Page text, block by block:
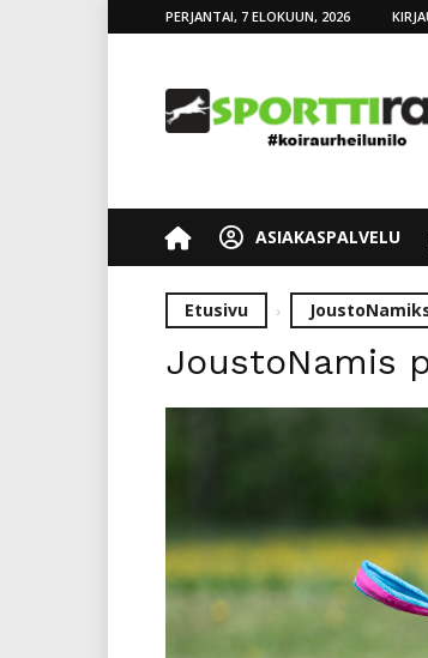
PERJANTAI, 7 ELOKUUN, 2026
ASIAKASPALVELU
Etusivu
JoustoNamis